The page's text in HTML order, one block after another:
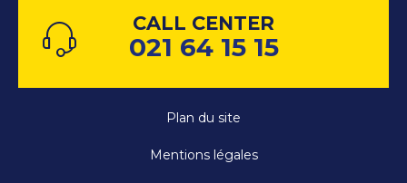
CALL CENTER
021 64 15 15
Plan du site
Mentions légales